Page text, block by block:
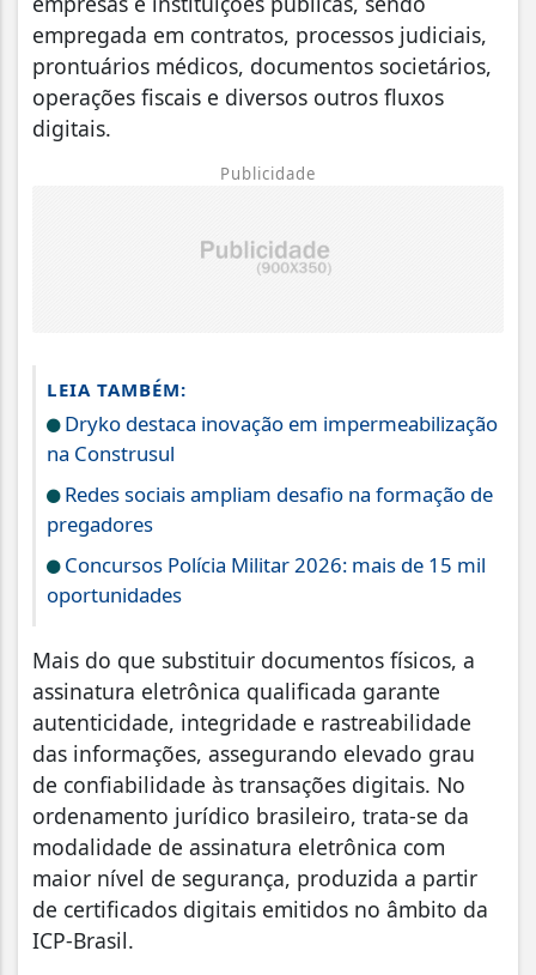
empregada em contratos, processos judiciais,
prontuários médicos, documentos societários,
operações fiscais e diversos outros fluxos
digitais.
Publicidade
LEIA TAMBÉM:
Dryko destaca inovação em impermeabilização
na Construsul
Redes sociais ampliam desafio na formação de
pregadores
Concursos Polícia Militar 2026: mais de 15 mil
oportunidades
Mais do que substituir documentos físicos, a
assinatura eletrônica qualificada garante
autenticidade, integridade e rastreabilidade
das informações, assegurando elevado grau
de confiabilidade às transações digitais. No
ordenamento jurídico brasileiro, trata-se da
modalidade de assinatura eletrônica com
maior nível de segurança, produzida a partir
de certificados digitais emitidos no âmbito da
ICP-Brasil.